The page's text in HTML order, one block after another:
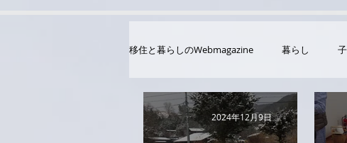
移住と暮らしのWebmagazine 暮らし
2024年12月9日